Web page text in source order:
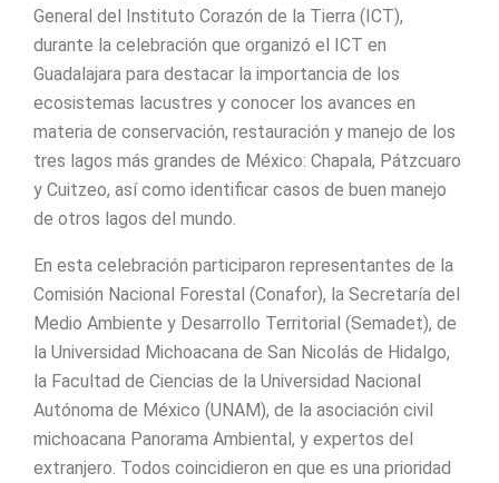
General del Instituto Corazón de la Tierra (ICT),
durante la celebración que organizó el ICT en
Guadalajara para destacar la importancia de los
ecosistemas lacustres y conocer los avances en
materia de conservación, restauración y manejo de los
tres lagos más grandes de México: Chapala, Pátzcuaro
y Cuitzeo, así como identificar casos de buen manejo
de otros lagos del mundo.
En esta celebración participaron representantes de la
Comisión Nacional Forestal (Conafor), la Secretaría del
Medio Ambiente y Desarrollo Territorial (Semadet), de
la Universidad Michoacana de San Nicolás de Hidalgo,
la Facultad de Ciencias de la Universidad Nacional
Autónoma de México (UNAM), de la asociación civil
michoacana Panorama Ambiental, y expertos del
extranjero. Todos coincidieron en que es una prioridad